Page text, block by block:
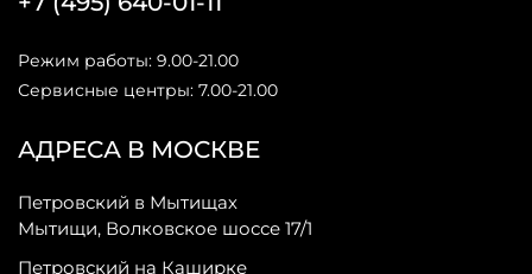
АДРЕСА В МОСКВЕ
Петровский в Мытищах
Мытищи, Волковское шоссе 17/1
Петровский на Каширке
Режим работы: 9.00-21.00
Сервисные центры: 7.00-21.00